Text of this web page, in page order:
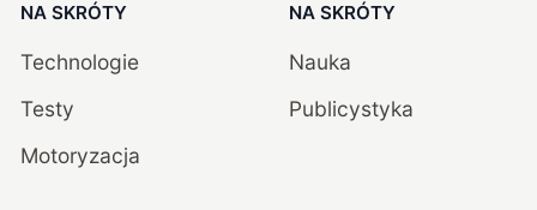
NA SKRÓTY
Technologie
Testy
Motoryzacja
NA SKRÓTY
Nauka
Publicystyka